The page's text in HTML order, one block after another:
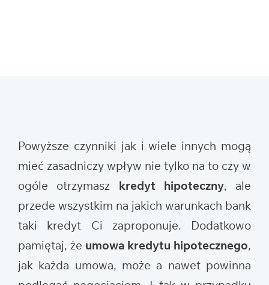
Powyższe czynniki jak i wiele innych mogą
mieć zasadniczy wpływ nie tylko na to czy w
ogóle otrzymasz kredyt hipoteczny, ale
przede wszystkim na jakich warunkach bank
taki kredyt Ci zaproponuje. Dodatkowo
pamiętaj, że umowa kredytu hipotecznego,
jak każda umowa, może a nawet powinna